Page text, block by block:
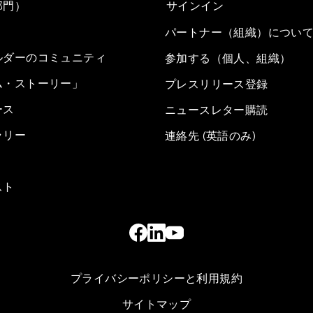
）
ーのコミュニティ
ストーリー」
リー
サインイン
パートナー（組織）につい
参加する（個人、組織）
プレスリリース登録
ニュースレター購読
連絡先 (英語のみ)
プライバシーポリシーと利用規約
サイトマップ